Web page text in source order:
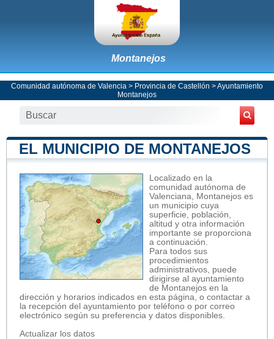
Montanejos
Comunidad autónoma de Valencia > Provincia de Castellón >Ayuntamiento
Montanejos
EL MUNICIPIO DE MONTANEJOS
Localizado en la
comunidad autónoma de
Valenciana, Montanejos es
un municipio cuya
superficie, población,
altitud y otra información
importante se proporciona
a continuación.
Para todos sus
procedimientos
administrativos, puede
dirigirse al ayuntamiento
de Montanejos en la
dirección y horarios indicados en esta página, o contactar a
la recepción del ayuntamiento por teléfono o por correo
electrónico según su preferencia y datos disponibles.
Actualizar los datos